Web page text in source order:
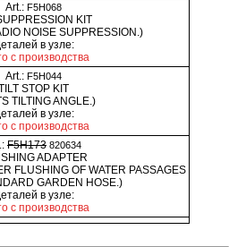
Art.: F5H068
KIT
NOISE SUPPRESSION.)
в узле:
с производства
Art.: F5H044
STOP KIT
TILTING ANGLE.)
в узле:
с производства
F5H173 820634
ADAPTER
FLUSHING OF WATER PASSAGES
GARDEN HOSE.)
в узле:
с производства